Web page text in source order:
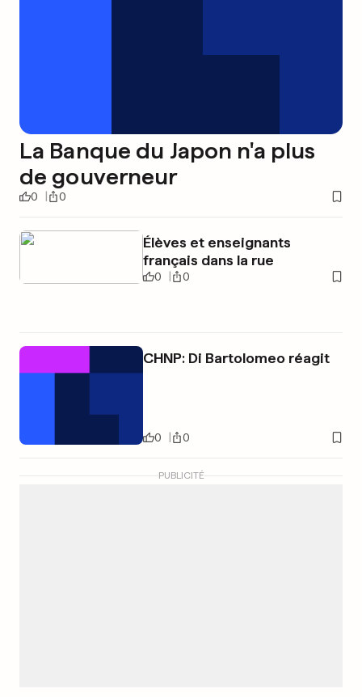
La Banque du Japon n'a plus
de gouverneur
0 0
Élèves et enseignants
français dans la rue
0 0
CHNP: Di Bartolomeo réagit
0 0
PUBLICITÉ